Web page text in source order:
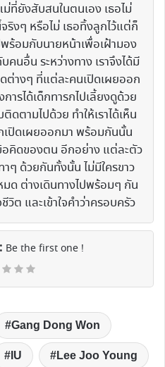
ที่ยังสับสนในตนเอง เธอไม่
ริงๆ หรือไม่ เธอทิ้งลูกไว้แต่ก็
ร้อมกับนายหน้าเพื่อเฝ้ามอง
นอื่น ระหว่างทาง เราจึงได้มี
ต่างๆ ที่แต่ละคนเปิดเผยออก
รได้เด็กทารกไปเลี้ยงดูด้วย
ดตามไปด้วย ทำให้เราได้เห็น
ปิดเผยออกมา พร้อมกันนั้น
อคิดของตน อีกอย่าง แต่ละตัว
าๆ ด้วยกันทั้งนั้น ไม่มีใครขาว
ด ต่างเดินทางไปพร้อมๆ กัน
วิต และเข้าใจคำว่าครอบครัว
Be the first one !
Gang Dong Won
IU Lee Joo Young